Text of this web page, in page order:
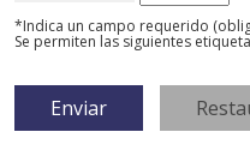
*Indica un campo requerido
Se permiten las siguientes